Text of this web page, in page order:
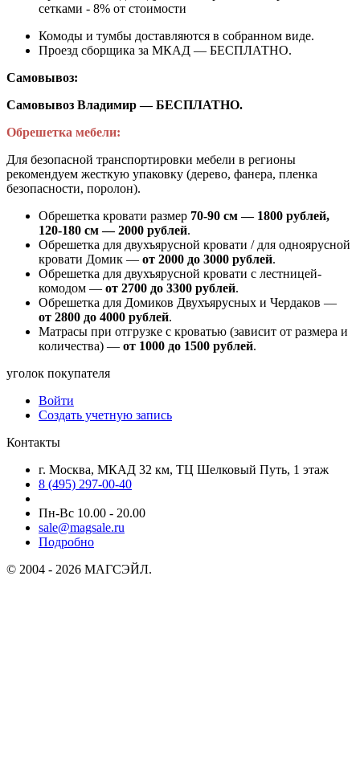
сетками - 8% от стоимости
Комоды и тумбы доставляются в собранном виде.
Проезд сборщика за МКАД — БЕСПЛАТНО.
Самовывоз:
Самовывоз Владимир — БЕСПЛАТНО.
Обрешетка мебели:
Для безопасной транспортировки мебели в регионы
рекомендуем жесткую упаковку (дерево, фанера, пленка
безопасности, поролон).
Обрешетка кровати размер 70-90 см — 1800 рублей,
120-180 см — 2000 рублей.
Обрешетка для двухъярусной кровати / для одноярусной
кровати Домик — от 2000 до 3000 рублей.
Обрешетка для двухъярусной кровати с лестницей-
комодом — от 2700 до 3300 рублей.
Обрешетка для Домиков Двухъярусных и Чердаков —
от 2800 до 4000 рублей.
Матрасы при отгрузке с кроватью (зависит от размера и
количества) — от 1000 до 1500 рублей.
уголок покупателя
Войти
Создать учетную запись
Контакты
г. Москва, МКАД 32 км, ТЦ Шелковый Путь, 1 этаж
8 (495) 297-00-40
Пн-Вс 10.00 - 20.00
sale@magsale.ru
Подробно
© 2004 - 2026 МАГСЭЙЛ.